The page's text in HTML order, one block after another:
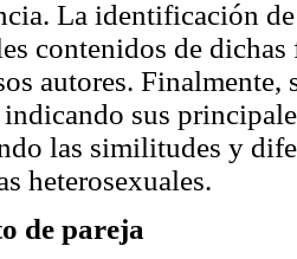
La identificación
contenidos de dichas
autores. Finalmente,
sus
las similitudes y
heterosexuales.
de pareja